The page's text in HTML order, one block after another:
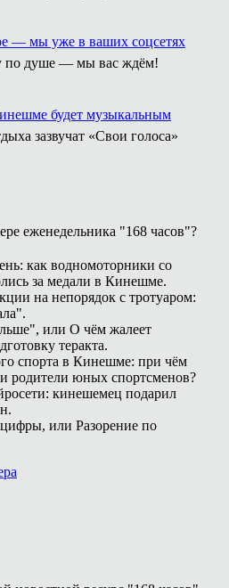
— мы уже в ваших соцсетях
по душе — мы вас ждём!
будет музыкальным
зазвучат «Свои голоса»
еженедельника "168 часов"?
как водномоторники со
за медали в Кинешме.
на непорядок с тротуаром:
или О чём жалеет
теракта.
спорта в Кинешме: при чём
родители юных спортсменов?
кинешемец подарил
или Разорение по